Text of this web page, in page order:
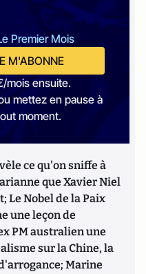
Premier Mois
M'ABONNE
mois ensuite.
mettez en pause à
moment.
ce qu'on sniffe à
que Xavier Niel
Le Nobel de la Paix
une leçon de
PM australien une
sur la Chine, la
Marine